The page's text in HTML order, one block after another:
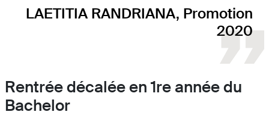
LAETITIA RANDRIANA, Promotion
2020
Rentrée décalée en 1re année du
Bachelor